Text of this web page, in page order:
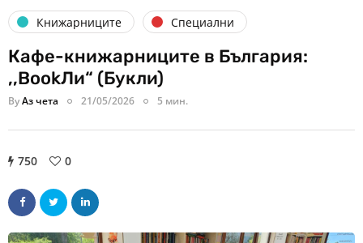
Книжарниците Специални
Кафе-книжарниците в България:
,,BookЛи“ (Букли)
ByАз чета 21/05/2026 5 мин.
750 0